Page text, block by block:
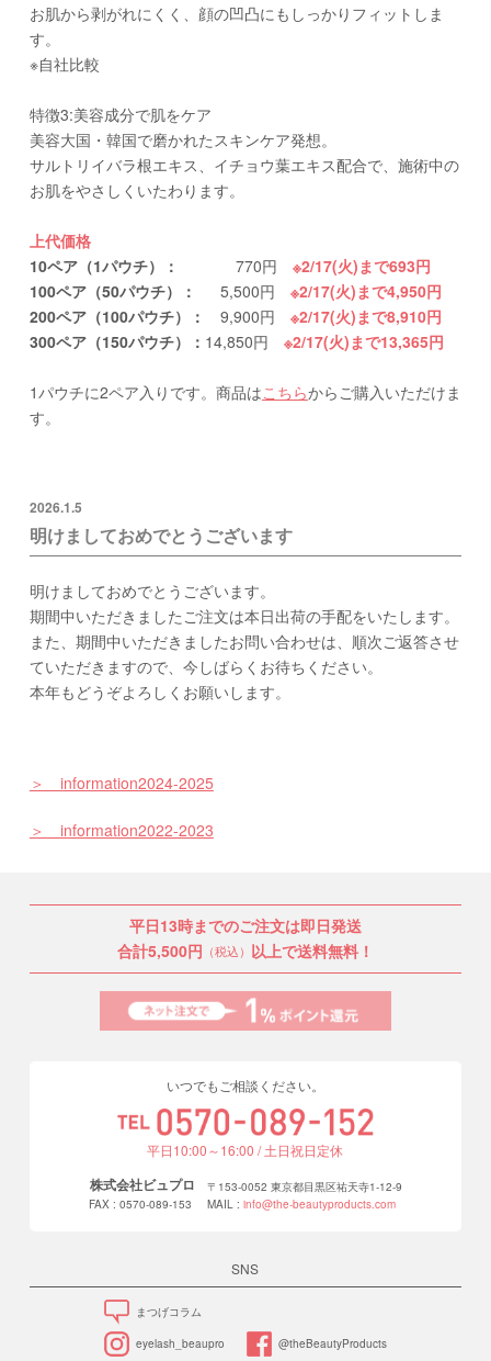
お肌から剥がれにくく、顔の凹凸にもしっかりフィットしま
す。
※自社比較
特徴3:美容成分で肌をケア
美容大国・韓国で磨かれたスキンケア発想。
サルトリイバラ根エキス、イチョウ葉エキス配合で、施術中の
お肌をやさしくいたわります。
上代価格
10ペア（1パウチ）
： 770円 ※2/17(火)まで693円
100ペア（50パウチ）
： 5,500円 ※2/17(火)まで4,950円
200ペア（100パウチ）
： 9,900円 ※2/17(火)まで8,910円
300ペア（150パウチ）
： 14,850円 ※2/17(火)まで13,365円
1パウチに2ペア入りです。商品はこちらからご購入いただけま
す。
2026.1.5
明けましておめでとうございます
明けましておめでとうございます。
期間中いただきましたご注文は本日出荷の手配をいたします。
また、期間中いただきましたお問い合わせは、順次ご返答させ
ていただきますので、今しばらくお待ちください。
本年もどうぞよろしくお願いします。
＞ information2024-2025
＞ information2022-2023
平日13時までのご注文は即日発送
合計5,500円 （税込） 以上で送料無料！
いつでもご相談ください。
平日10:00～16:00 / 土日祝日定休
株式会社ビュプロ
〒153-0052 東京都目黒区祐天寺1-12-9
FAX : 0570-089-153
MAIL : info@the-beautyproducts.com
SNS
まつげコラム
eyelash_beaupro @theBeautyProducts